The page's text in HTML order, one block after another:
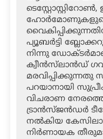
ഹോര്‍മോണുകളുടെ
പ്യൂബര്‍ട്ടി
നിന്നു
ക്വീന്‍സ്‌ലാന്‍ഡ്
മരവിപ്പിക്കുന്നതു
പറയാനായി
വിചരാണ
ട്രാന്‍സ്ജന്‍ഡര്‍
നല്‍കിയ
നിര്‍ണായക